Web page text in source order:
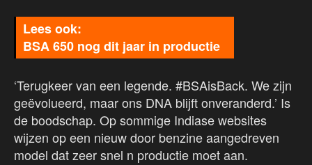
BSA 650 nog dit jaar in productie
‘Terugkeer van een legende. #BSAisBack. We zijn
geëvolueerd, maar ons DNA blijft onveranderd.’ Is
de boodschap. Op sommige Indiase websites
wijzen op een nieuw door benzine aangedreven
model dat zeer snel n productie moet aan.